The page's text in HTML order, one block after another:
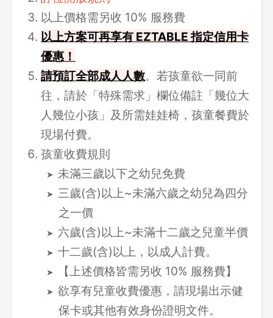
以上價格需另收 10% 服務費
以上方案可再享有 EZTABLE 指定信用卡
優惠！
請預訂全部成人人數。若孩童欲一同前
往，請於「特殊需求」欄位備註「幾位大
人幾位小孩」及所需娃娃椅，孩童餐費於
現場付費。
孩童收費規則
未滿三歲以下之幼兒免費
三歲(含)以上~未滿六歲之幼兒為四分
之一價
六歲(含)以上~未滿十二歲之兒童半價
十二歲(含)以上，以成人計費。
【上述價格皆需另收 10% 服務費】
欲享有兒童收費優惠，請現場出示健
保卡或其他有效身份證明文件。